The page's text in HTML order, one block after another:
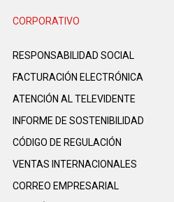
CORPORATIVO
RESPONSABILIDAD SOCIAL
FACTURACIÓN ELECTRÓNICA
ATENCIÓN AL TELEVIDENTE
INFORME DE SOSTENIBILIDAD
CÓDIGO DE REGULACIÓN
VENTAS INTERNACIONALES
CORREO EMPRESARIAL